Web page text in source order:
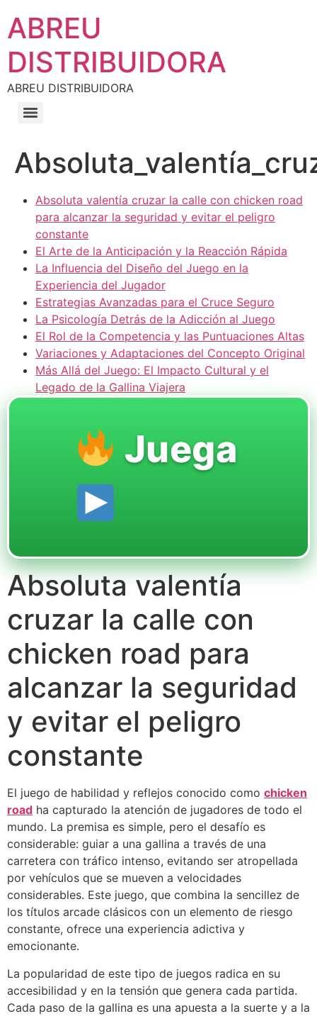
ABREU
DISTRIBUIDORA
ABREU DISTRIBUIDORA
Absoluta valentía cruzar la calle con chicken road
para alcanzar la seguridad y evitar el peligro
constante
El Arte de la Anticipación y la Reacción Rápida
La Influencia del Diseño del Juego en la
Experiencia del Jugador
Estrategias Avanzadas para el Cruce Seguro
La Psicología Detrás de la Adicción al Juego
El Rol de la Competencia y las Puntuaciones Altas
Variaciones y Adaptaciones del Concepto Original
Más Allá del Juego: El Impacto Cultural y el
Legado de la Gallina Viajera
Juega
Absoluta valentía
cruzar la calle con
chicken road para
alcanzar la seguridad
y evitar el peligro
constante
El juego de habilidad y reflejos conocido como chicken
road ha capturado la atención de jugadores de todo el
mundo. La premisa es simple, pero el desafío es
considerable: guiar a una gallina a través de una
carretera con tráfico intenso, evitando ser atropellada
por vehículos que se mueven a velocidades
considerables. Este juego, que combina la sencillez de
los títulos arcade clásicos con un elemento de riesgo
constante, ofrece una experiencia adictiva y
emocionante.
La popularidad de este tipo de juegos radica en su
accesibilidad y en la tensión que genera cada partida.
Cada paso de la gallina es una apuesta a la suerte y a la